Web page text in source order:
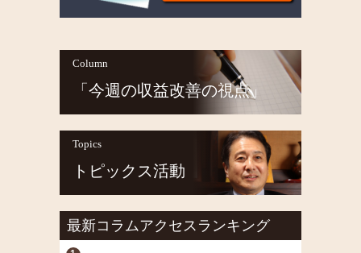
Column
「今週の収益改善の視点」
Topics
トピックス活動
最新コラムアクセスランキング